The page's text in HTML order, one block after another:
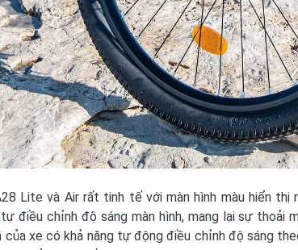
Lite và Air rất tinh tế với màn hình màu hiển
điều chỉnh độ sáng màn hình, mang lại sự thoải
của xe có khả năng tự động điều chỉnh độ sáng